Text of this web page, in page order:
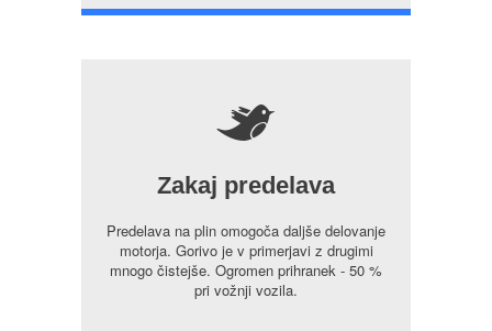
5
Zakaj predelava
Predelava na plin omogoča daljše delovanje
motorja. Gorivo je v primerjavi z drugimi
mnogo čistejše. Ogromen prihranek - 50 %
pri vožnji vozila.